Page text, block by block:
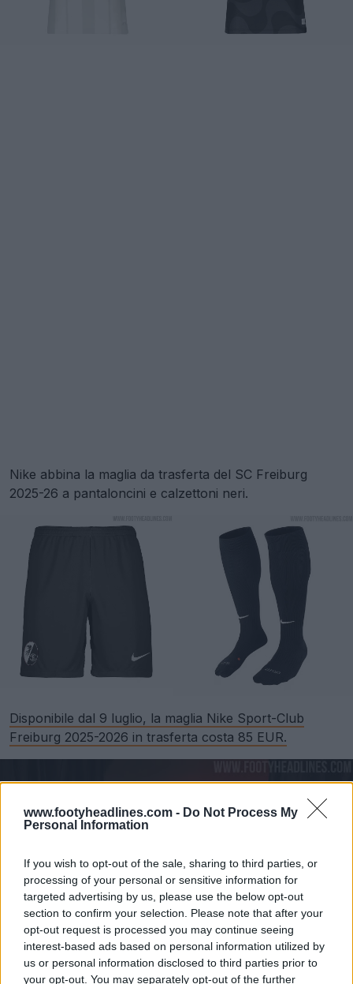
www.footyheadlines.com - Do Not Process My
Personal Information
If you wish to opt-out of the sale, sharing to third parties, or
processing of your personal or sensitive information for
targeted advertising by us, please use the below opt-out
section to confirm your selection. Please note that after your
opt-out request is processed you may continue seeing
interest-based ads based on personal information utilized by
us or personal information disclosed to third parties prior to
your opt-out. You may separately opt-out of the further
Nike abbina la maglia da trasferta del SC Freiburg
2025-26 a pantaloncini e calzettoni neri.
Disponibile dal 9 luglio, la maglia Nike Sport-Club
Freiburg 2025-2026 in trasferta costa 85 EUR.